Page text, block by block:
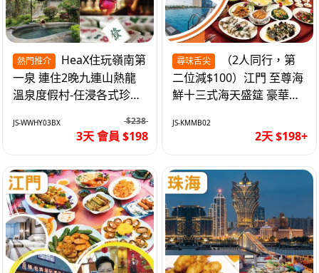
熱門推介
一泉 連住2晚九連山熱龍
溫泉度假村-任浸各式珍稀
JS-WWHY03BX $238
3天 會員 $198
尋味舌尖
二位減$100）江門 至尊海
鮮十三式海天盛筵 豪華三
2天
JS-KMMB02
2天 $198+